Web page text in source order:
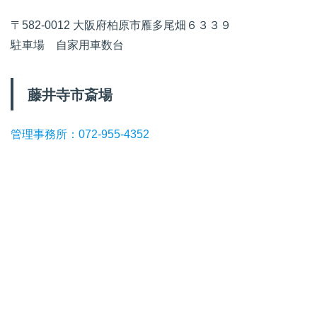
〒582-0012 大阪府柏原市雁多尾畑６３３９
駐車場 自家用車数台
藤井寺市斎場
管理事務所：072-955-4352